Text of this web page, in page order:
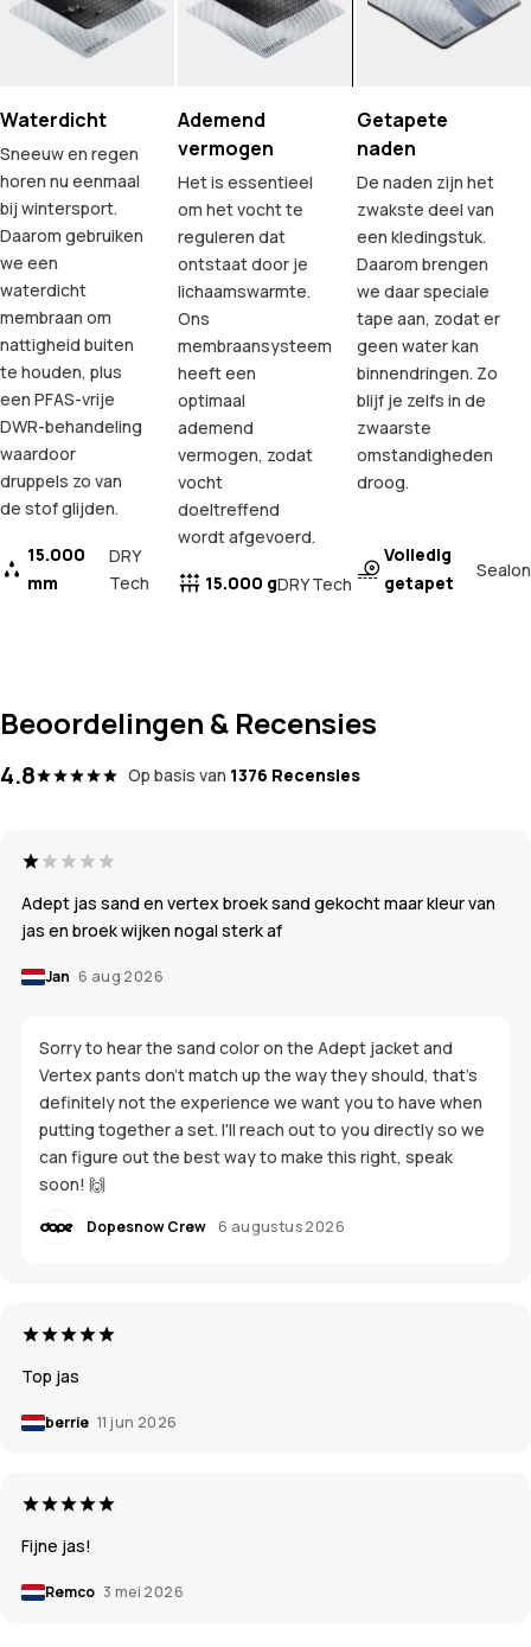
Waterdicht
Sneeuw en regen
horen nu eenmaal
bij wintersport.
Daarom gebruiken
we een
waterdicht
membraan om
nattigheid buiten
te houden, plus
een PFAS-vrije
DWR-behandeling
waardoor
druppels zo van
de stof glijden.
15.000
mm
DRY
Tech
Ademend
vermogen
Het is essentieel
om het vocht te
reguleren dat
ontstaat door je
lichaamswarmte.
Ons
membraansysteem
heeft een
optimaal
ademend
vermogen, zodat
vocht
doeltreffend
wordt afgevoerd.
15.000 gDRY Tech
Getapete
naden
De naden zijn het
zwakste deel van
een kledingstuk.
Daarom brengen
we daar speciale
tape aan, zodat er
geen water kan
binnendringen. Zo
blijf je zelfs in de
zwaarste
omstandigheden
droog.
Volledig
getapet
Sealon
Beoordelingen & Recensies
4.8 Op basis van 1376 Recensies
Adept jas sand en vertex broek sand gekocht maar kleur van
jas en broek wijken nogal sterk af
Jan 6 aug 2026
Sorry to hear the sand color on the Adept jacket and
Vertex pants don't match up the way they should, that's
definitely not the experience we want you to have when
putting together a set. I'll reach out to you directly so we
can figure out the best way to make this right, speak
soon! 🙌
Dopesnow Crew 6 augustus 2026
Top jas
berrie 11 jun 2026
Fijne jas!
Remco 3 mei 2026